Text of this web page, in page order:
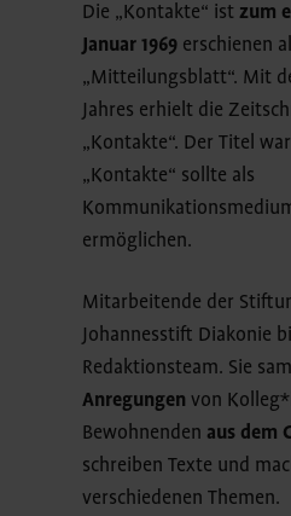
Die „Kontakte“ ist zum
Januar 1969 erschienen
„Mitteilungsblatt“. Mit
Jahres erhielt die
„Kontakte“. Der Titel
„Kontakte“ sollte als
ermöglichen.
Mitarbeitende der
Johannesstift Diakonie
Redaktionsteam. Sie
Anregungen von
Bewohnenden aus dem
schreiben Texte und
verschiedenen Themen.